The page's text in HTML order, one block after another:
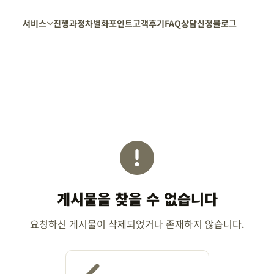
서비스 진행과정차별화포인트고객후기FAQ상담신청블로그
게시물을 찾을 수 없습니다
요청하신 게시물이 삭제되었거나 존재하지 않습니다.